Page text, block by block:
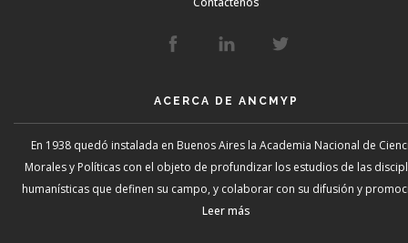
ACERCA DE ANCMYP
En 1938 quedó instalada en Buenos Aires la Academia Nacional de
Morales y Políticas con el objeto de profundizar los estudios de las
humanísticas que definen su campo, y colaborar con su difusión y
Leer más